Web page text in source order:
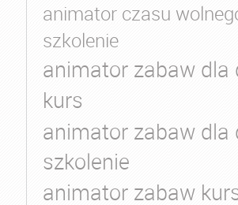
animator czasu
szkolenie
animator zabaw dla
kurs
animator zabaw dla
szkolenie
animator zabaw